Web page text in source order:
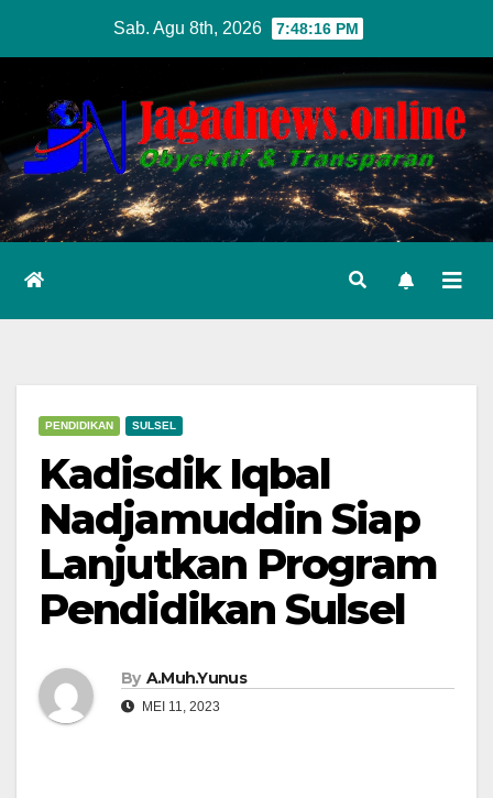
content
Sab. Agu 8th, 2026 7:48:17 PM
PENDIDIKAN SULSEL
Kadisdik Iqbal
Nadjamuddin Siap
Lanjutkan Program
Pendidikan Sulsel
By A.Muh.Yunus
MEI 11, 2023